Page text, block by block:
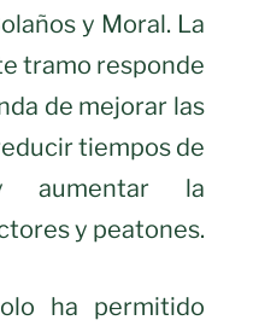
y Moral. La
tramo responde
de mejorar las
tiempos de
aumentar la
y peatones.
ha permitido